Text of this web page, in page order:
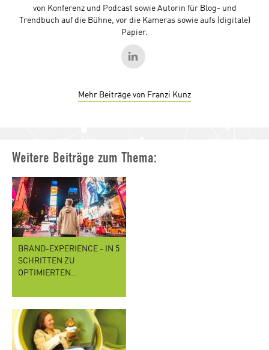
von Konferenz und Podcast sowie Autorin für Blog- und
Trendbuch auf die Bühne, vor die Kameras sowie aufs (digitale)
Papier.
Mehr Beiträge von Franzi Kunz
Weitere Beiträge zum Thema:
BRAND-EXPERIENCE - IN 5
SCHRITTEN ZU
OPTIMIERTEN…